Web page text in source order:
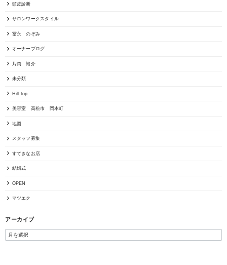
頭皮診断
サロンワークスタイル
冨永 のぞみ
オーナーブログ
片岡 裕介
未分類
Hill top
美容室 高松市 岡本町
地図
スタッフ募集
すてきなお店
結婚式
OPEN
マツエク
アーカイブ